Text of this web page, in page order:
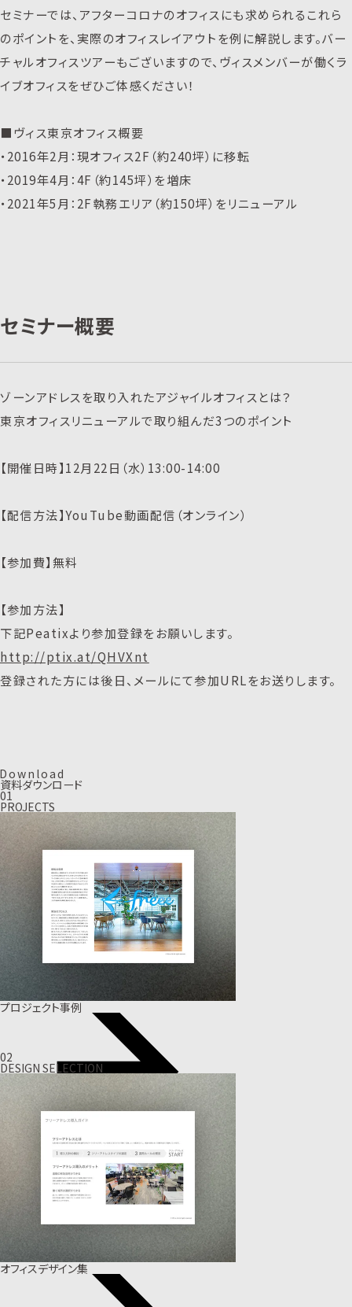
セミナーでは、アフターコロナのオフィスにも求められるこれら
のポイントを、実際のオフィスレイアウトを例に解説します。バー
チャルオフィスツアーもございますので、ヴィスメンバーが働くラ
イブオフィスをぜひご体感ください！
■ヴィス東京オフィス概要
・2016年2月：現オフィス2F（約240坪）に移転
・2019年4月：4F（約145坪）を増床
・2021年5月：2F執務エリア（約150坪）をリニューアル
セミナー概要
ゾーンアドレスを取り入れたアジャイルオフィスとは？
東京オフィスリニューアルで取り組んだ3つのポイント
【開催日時】12月22日（水）13:00-14:00
【配信方法】YouTube動画配信（オンライン）
【参加費】無料
【参加方法】
下記Peatixより参加登録をお願いします。
http://ptix.at/QHVXnt
登録された方には後日、メールにて参加URLをお送りします。
Down load
資料ダウンロード
01
PROJECTS
プロジェクト事例
02
DESIGN SELECTION
オフィスデザイン集